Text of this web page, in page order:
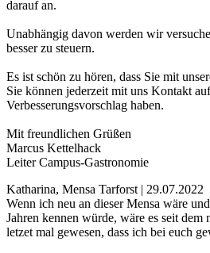
darauf an.
Unabhängig davon werden wir
besser zu steuern.
Es ist schön zu hören, dass Sie mit
Sie können jederzeit mit uns Kontakt
Verbesserungsvorschlag haben.
Mit freundlichen Grüßen
Marcus Kettelhack
Leiter Campus-Gastronomie
Katharina, Mensa Tarforst | 29.07.2022
Wenn ich neu an dieser Mensa wäre
Jahren kennen würde, wäre es seit dem
letzet mal gewesen, dass ich bei euch